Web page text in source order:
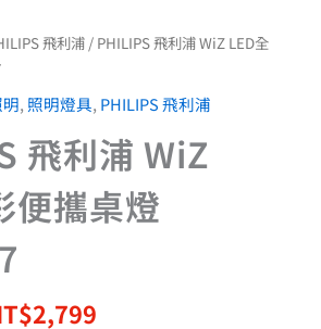
飛利浦 / PHILIPS 飛利浦 WiZ LED全
, 照明燈具, PHILIPS 飛利浦
飛利浦 WiZ
便攜桌燈
2,799